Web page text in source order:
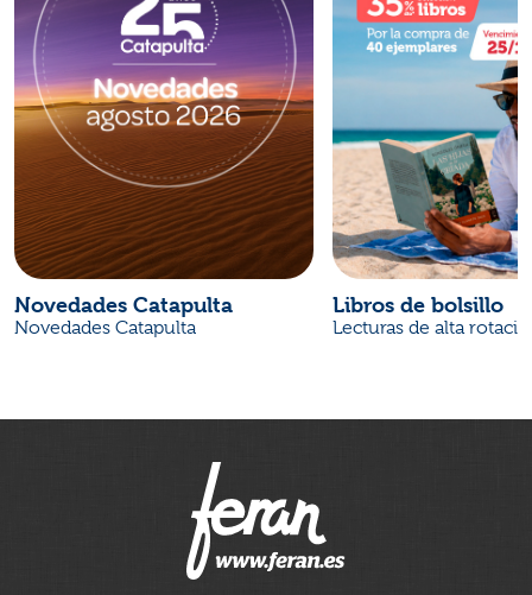
Novedades Catapulta
Novedades Catapulta
Libros de bolsillo
Lecturas de alta